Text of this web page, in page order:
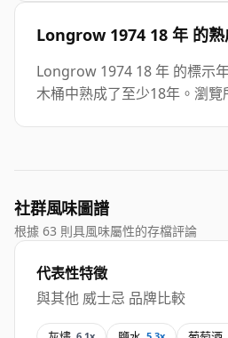
Longrow 1974 18 年 的熟
Longrow 1974 18 年 的標示
木桶中熟成了至少18年。瀏覽
社群風味圖譜
根據 63 則具風味屬性的存檔評論
代表性特徵
與其他 威士忌 品牌比較